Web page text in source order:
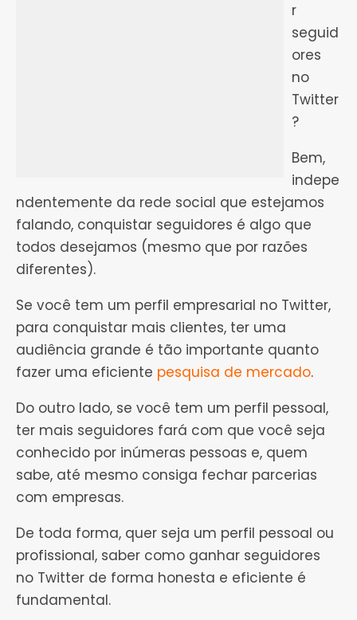
r
seguid
ores
no
Twitter
?
Bem,
indepe
ndentemente da rede social que estejamos
falando, conquistar seguidores é algo que
todos desejamos (mesmo que por razões
diferentes).
Se você tem um perfil empresarial no Twitter,
para conquistar mais clientes, ter uma
audiência grande é tão importante quanto
fazer uma eficiente pesquisa de mercado.
Do outro lado, se você tem um perfil pessoal,
ter mais seguidores fará com que você seja
conhecido por inúmeras pessoas e, quem
sabe, até mesmo consiga fechar parcerias
com empresas.
De toda forma, quer seja um perfil pessoal ou
profissional, saber como ganhar seguidores
no Twitter de forma honesta e eficiente é
fundamental.